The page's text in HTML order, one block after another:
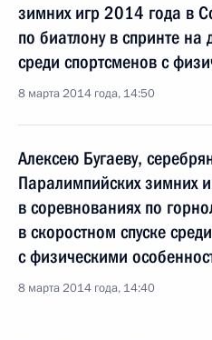
зимних игр 2014 года в
по биатлону в спринте
среди спортсменов с
8 марта 2014 года, 14:50
Алексею Бугаеву,
Паралимпийских зимних
в соревнованиях по
в скоростном спуске
с физическими
8 марта 2014 года, 14:40